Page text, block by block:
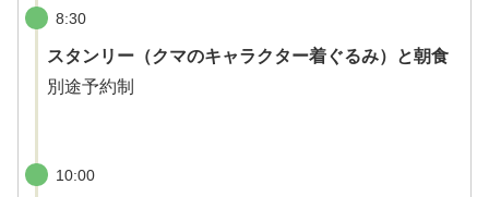
8:30
スタンリー（クマのキャラクター着ぐるみ）と朝食
別途予約制
10:00